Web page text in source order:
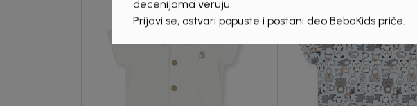
decenijama veruju.
Prijavi se, ostvari popuste i postani deo BebaKids priče.